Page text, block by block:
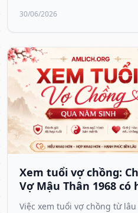
30/06/2026
Xem tuổi vợ chồng:
Vợ Mậu Thân 1968
Việc xem tuổi vợ chồng từ